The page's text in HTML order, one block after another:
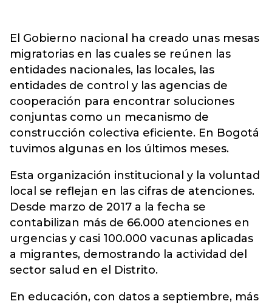
El Gobierno nacional ha creado unas mesas
migratorias en las cuales se reúnen las
entidades nacionales, las locales, las
entidades de control y las agencias de
cooperación para encontrar soluciones
conjuntas como un mecanismo de
construcción colectiva eficiente. En Bogotá
tuvimos algunas en los últimos meses.
Esta organización institucional y la voluntad
local se reflejan en las cifras de atenciones.
Desde marzo de 2017 a la fecha se
contabilizan más de 66.000 atenciones en
urgencias y casi 100.000 vacunas aplicadas
a migrantes, demostrando la actividad del
sector salud en el Distrito.
En educación, con datos a septiembre, más